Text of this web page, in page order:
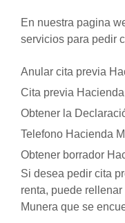
En nuestra pagina
servicios para pedir
Anular cita previa
Cita previa
Obtener la
Telefono Hacienda
Obtener borrador
Si desea pedir cita
renta, puede
Munera que se